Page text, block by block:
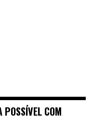
POSSÍVEL COM